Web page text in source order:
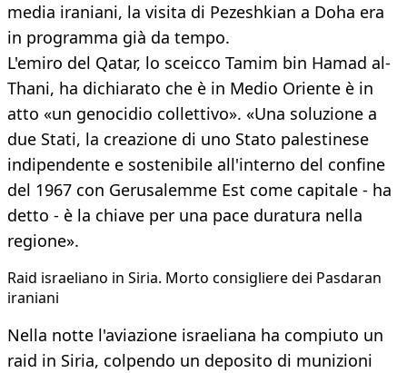
media iraniani, la visita di Pezeshkian a Doha era
in programma già da tempo.
L'emiro del Qatar, lo sceicco Tamim bin Hamad al-
Thani, ha dichiarato che è in Medio Oriente è in
atto «un genocidio collettivo». «Una soluzione a
due Stati, la creazione di uno Stato palestinese
indipendente e sostenibile all'interno del confine
del 1967 con Gerusalemme Est come capitale - ha
detto - è la chiave per una pace duratura nella
regione».
Raid israeliano in Siria. Morto consigliere dei Pasdaran
iraniani
Nella notte l'aviazione israeliana ha compiuto un
raid in Siria, colpendo un deposito di munizioni